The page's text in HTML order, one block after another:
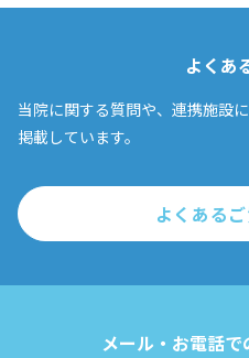
よくあ
当院に関する質問や、連携施設
掲載しています。
よくある
メール・お電話